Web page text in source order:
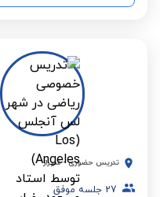
تدریس حضوری - شیراز
27 جلسه موفق